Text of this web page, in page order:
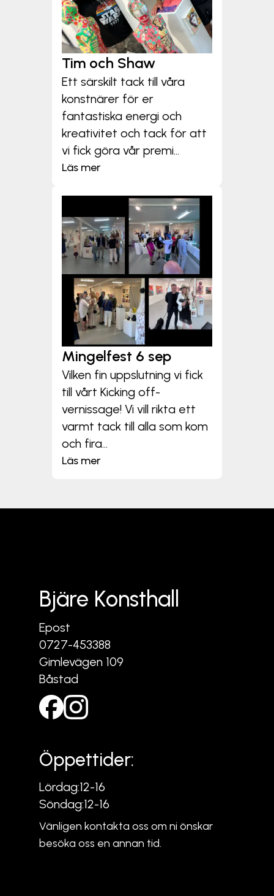
Tim och Shaw
Ett särskilt tack till våra
konstnärer för er
fantastiska energi och
kreativitet och tack för att
vi fick göra vår premi...
Läs mer
Mingelfest 6 sep
Vilken fin uppslutning vi fick
till vårt Kicking off-
vernissage! Vi vill rikta ett
varmt tack till alla som kom
och fira...
Läs mer
Bjäre Konsthall
Epost
0727-453388
Gimlevägen 109
Båstad
Öppettider:
Lördag:12-16
Söndag:12-16
Vänligen kontakta oss om ni önskar
besöka oss en annan tid.